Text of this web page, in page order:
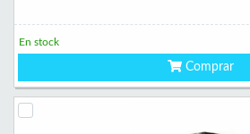
En stock
Comprar